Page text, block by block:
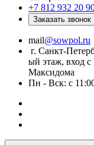
+7 812 932 20
Заказать звонок
mail@sowpol.ru
г. Санкт-
ый этаж, вход с
Максидома
Пн - Вск: с